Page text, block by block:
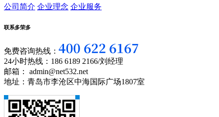
公司简介 企业理念 企业服务
联系多荣多
免费咨询热线：
24小时热线：186 6189 2166/刘经理
邮箱： admin@net532.net
地址：青岛市李沧区中海国际广场1807室